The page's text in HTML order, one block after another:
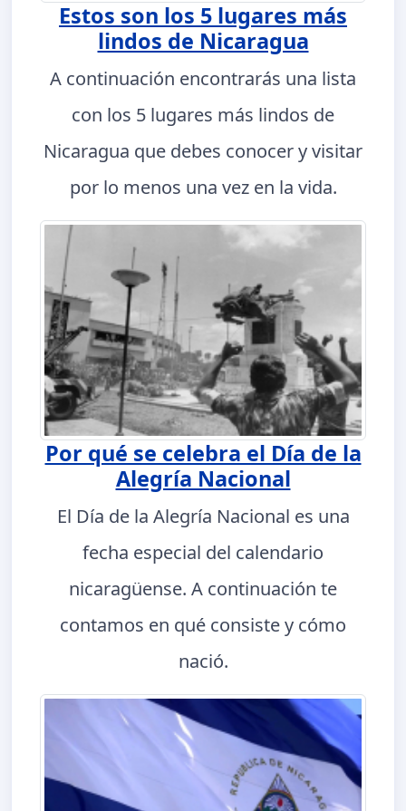
Estos son los 5 lugares más
lindos de Nicaragua
A continuación encontrarás una lista
con los 5 lugares más lindos de
Nicaragua que debes conocer y visitar
por lo menos una vez en la vida.
Por qué se celebra el Día de la
Alegría Nacional
El Día de la Alegría Nacional es una
fecha especial del calendario
nicaragüense. A continuación te
contamos en qué consiste y cómo
nació.